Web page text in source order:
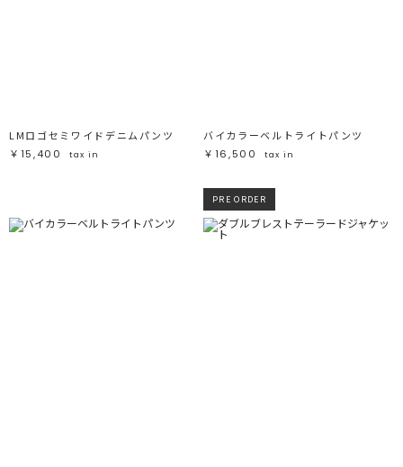
LMロゴセミワイドデニムパンツ
￥15,400
tax in
バイカラーベルトライトパンツ
￥16,500
tax in
PRE ORDER